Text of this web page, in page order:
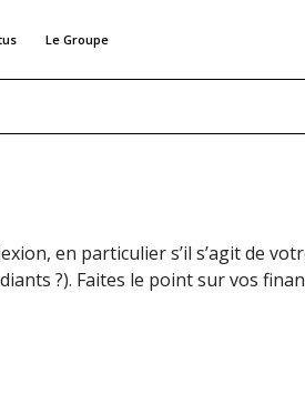
Le Groupe
en particulier s’il s’agit de
?). Faites le point sur vos